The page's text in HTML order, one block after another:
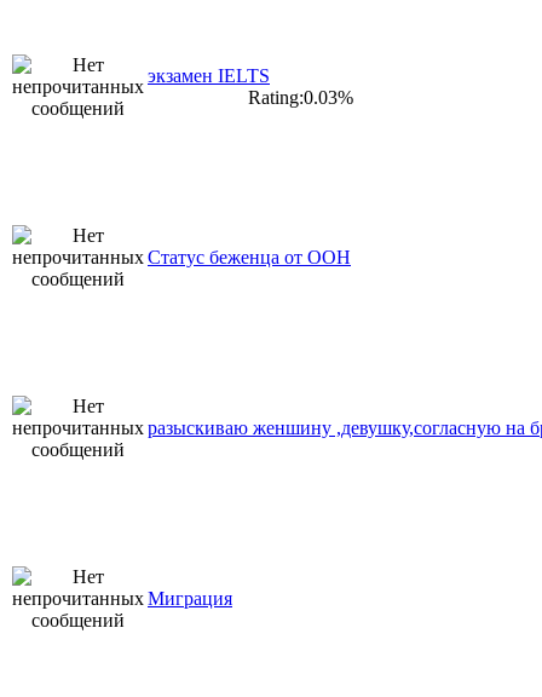
экзамен IELTS
Rating:0.03%
Статус беженца от ООН
разыскиваю женшину ,девушку,согласную на
Миграция